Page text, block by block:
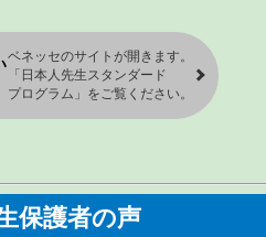
ベネッセのサイトが開きます。
「日本人先生スタンダード
プログラム」をご覧ください。
保護者の声